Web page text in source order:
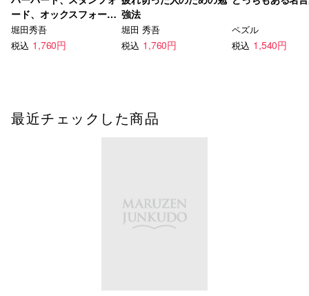
ード、オックスフォー
ド… 科学的に証明された
すごい習慣大百科
堀田秀吾
税込 1,760円
強法
堀田 秀吾
税込 1,760円
ペズル
税込 1,540円
最近チェックした商品